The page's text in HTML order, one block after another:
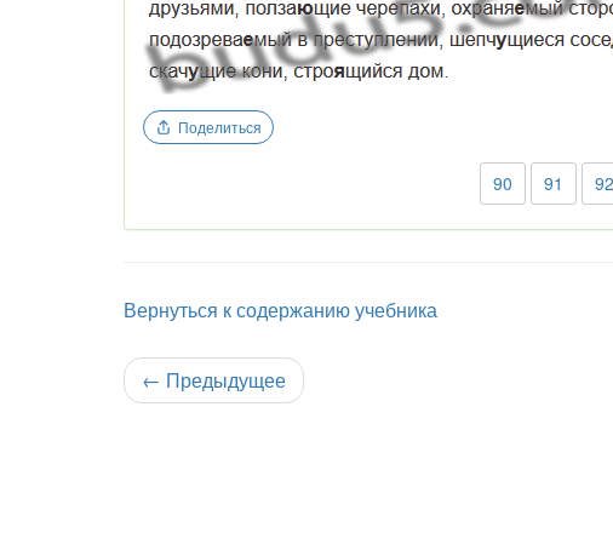
Поделиться
90 91 92
Вернуться к содержанию учебника
← Предыдущее